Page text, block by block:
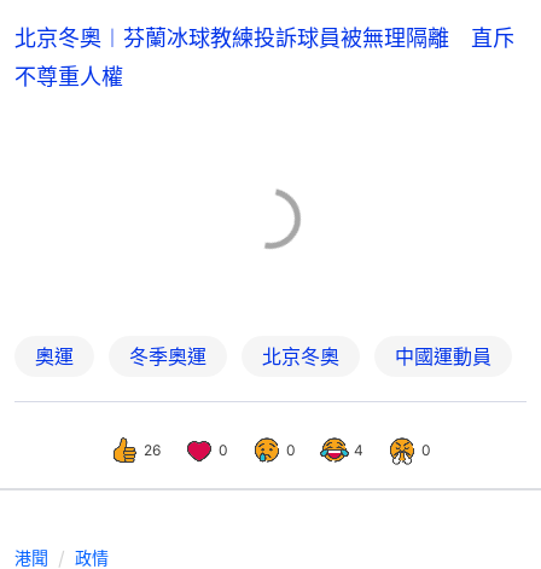
北京冬奧︱芬蘭冰球教練投訴球員被無理隔離 直斥
不尊重人權
奧運 冬季奧運 北京冬奧 中國運動員
26 0 0 4 0
港聞 政情